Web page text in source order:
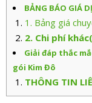
BẢNG BÁO GIÁ
1. Bảng giá
2. Chi phí
Giải đáp thắc
gói Kim Đô
THÔNG TIN